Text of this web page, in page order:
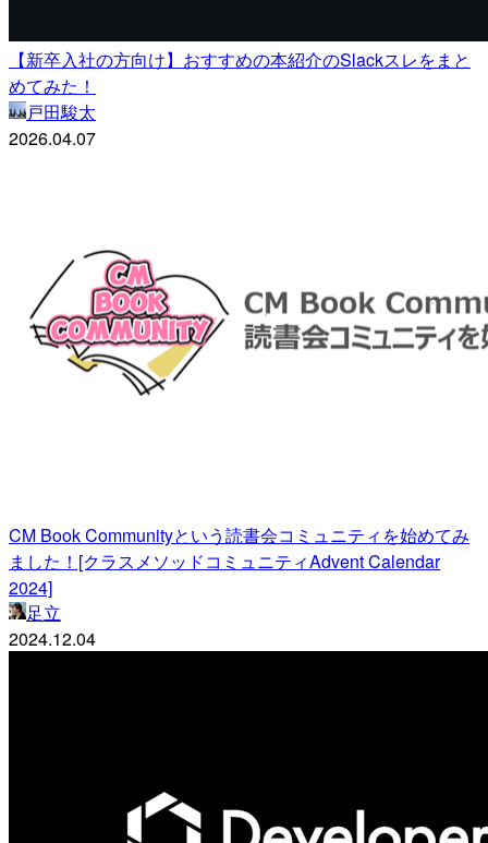
【新卒入社の方向け】おすすめの本紹介のSlackスレをまと
めてみた！
戸田駿太
2026.04.07
CM Book Communityという読書会コミュニティを始めてみ
ました！[クラスメソッドコミュニティAdvent Calendar
2024]
足立
2024.12.04